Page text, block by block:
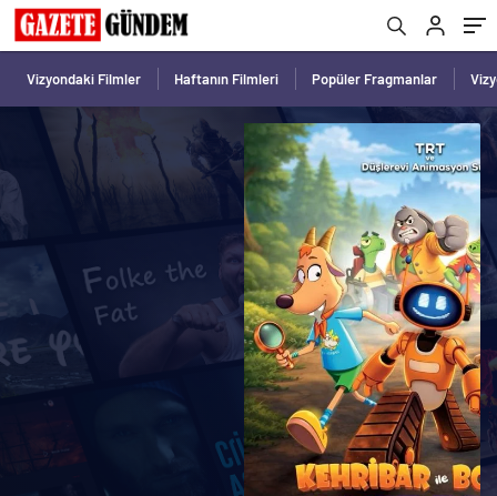
Vizyondaki Filmler Haftanın Filmleri Popüler Fragmanlar